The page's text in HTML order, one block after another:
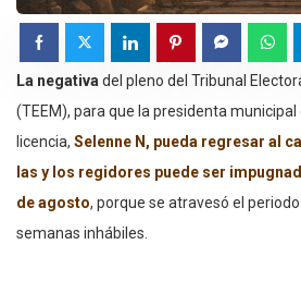
La negativadel pleno del Tribunal
(TEEM), para que la presidenta
licencia, Selenne N, pueda regresar al
las y los regidores puede ser
de agosto, porque se atravesó el
semanas inhábiles.